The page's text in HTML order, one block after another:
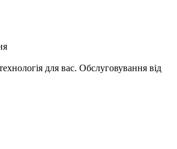
для вас. Обслуговування від